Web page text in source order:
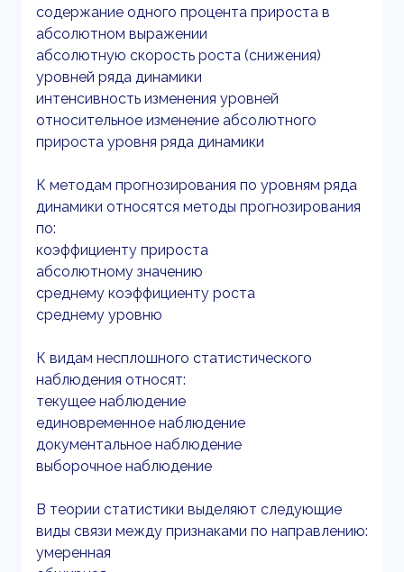
содержание одного процента прироста в
абсолютном выражении
абсолютную скорость роста (снижения)
уровней ряда динамики
интенсивность изменения уровней
относительное изменение абсолютного
прироста уровня ряда динамики
К методам прогнозирования по уровням ряда
динамики относятся методы прогнозирования
по:
коэффициенту прироста
абсолютному значению
среднему коэффициенту роста
среднему уровню
К видам несплошного статистического
наблюдения относят:
текущее наблюдение
единовременное наблюдение
документальное наблюдение
выборочное наблюдение
В теории статистики выделяют следующие
виды связи между признаками по направлению:
умеренная